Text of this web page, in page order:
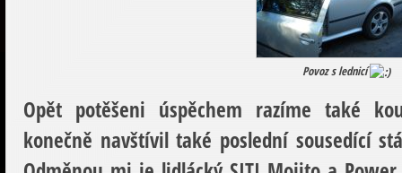
Povoz s lednicí
Opět potěšeni úspěchem razíme také
konečně navštívil také poslední sousedící